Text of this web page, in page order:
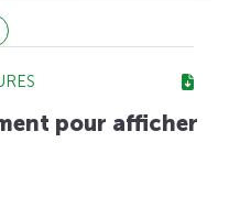
pour afficher